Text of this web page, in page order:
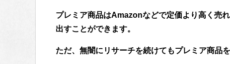
プレミア商品はAmazonなどで定価より高く売
出すことができます。
ただ、無闇にリサーチを続けてもプレミア商品